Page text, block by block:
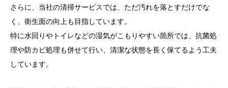
さらに、当社の清掃サービスでは、ただ汚れを落とすだけでな
く、衛生面の向上も目指しています。
特に水回りやトイレなどの湿気がこもりやすい箇所では、抗菌処
理や防カビ処理も併せて行い、清潔な状態を長く保てるよう工夫
しています。